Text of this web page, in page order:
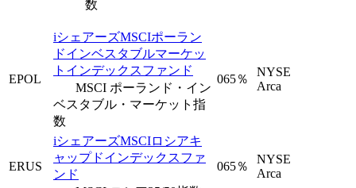
数
EPOL
iシェアーズMSCIポーラン
ドインベスタブルマーケッ
トインデックスファンド
MSCI ポーランド・イン
ベスタブル・マーケット指
数
065％
NYSE
Arca
ERUS
iシェアーズMSCIロシアキ
ャップドインデックスファ
ンド
065％
NYSE
Arca